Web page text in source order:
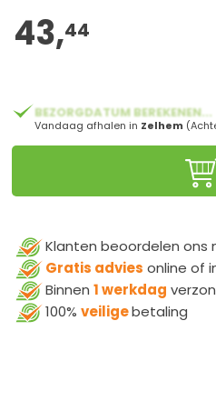
43,44
BEZORGDATUM BEREKENEN...
Vandaag afhalen in Zelhem
Klanten beoordelen ons
Gratis advies online of
Binnen 1 werkdag
100% veiligebetaling